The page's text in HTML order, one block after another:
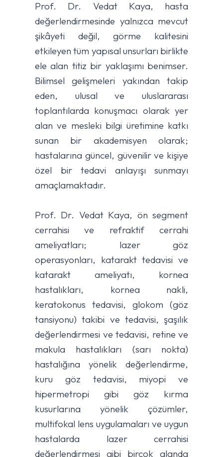
Prof. Dr. Vedat Kaya, hasta
değerlendirmesinde yalnızca mevcut
şikâyeti değil, görme kalitesini
etkileyen tüm yapısal unsurları birlikte
ele alan titiz bir yaklaşımı benimser.
Bilimsel gelişmeleri yakından takip
eden, ulusal ve uluslararası
toplantılarda konuşmacı olarak yer
alan ve mesleki bilgi üretimine katkı
sunan bir akademisyen olarak;
hastalarına güncel, güvenilir ve kişiye
özel bir tedavi anlayışı sunmayı
amaçlamaktadır.
Prof. Dr. Vedat Kaya, ön segment
cerrahisi ve refraktif cerrahi
ameliyatları; lazer göz
operasyonları, katarakt tedavisi ve
katarakt ameliyatı, kornea
hastalıkları, kornea nakli,
keratokonus tedavisi, glokom (göz
tansiyonu) takibi ve tedavisi, şaşılık
değerlendirmesi ve tedavisi, retine ve
makula hastalıkları (sarı nokta)
hastalığına yönelik değerlendirme,
kuru göz tedavisi, miyopi ve
hipermetropi gibi göz kırma
kusurlarına yönelik çözümler,
multifokal lens uygulamaları ve uygun
hastalarda lazer cerrahisi
değerlendirmesi gibi birçok alanda